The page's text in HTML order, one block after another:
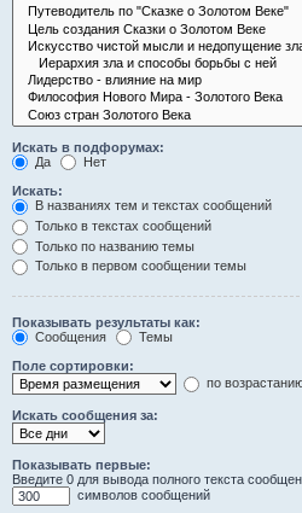
Искать в подфорумах:
Да
Нет
Искать:
В названиях тем и текстах сообщений
Только в текстах сообщений
Только по названию темы
Только в первом сообщении темы
Показывать результаты как:
Сообщения
Темы
Поле сортировки:
по
Искать сообщения за:
Показывать первые:
Введите 0 для вывода полного текста
символов сообщений